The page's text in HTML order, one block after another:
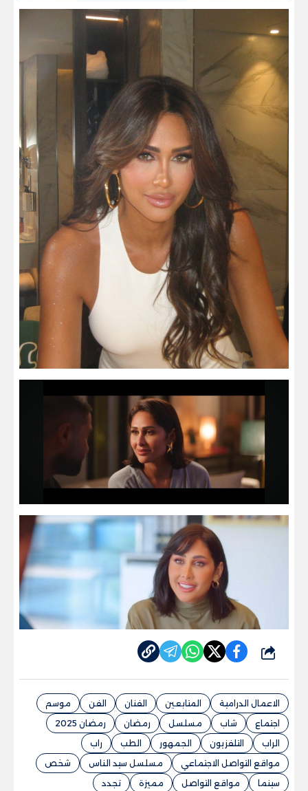
شارك
الاعمال الدرامية المتابعين الفنان الفن
موسم
اجتماع
شاب مسلسل رمضان
رمضان 2025
الراب
التلفزيون الجمهور الطب
راب
مواقع التواصل الاجتماعي
مسلسل سيد الناس
شخص
سينما
مواقع التواصل مميزة تجدد